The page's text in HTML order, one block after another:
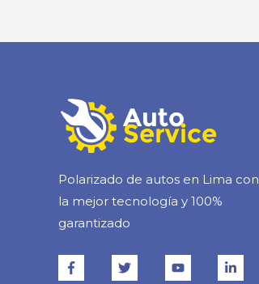
Polarizado de autos en Lima con
la mejor tecnología y 100%
garantizado